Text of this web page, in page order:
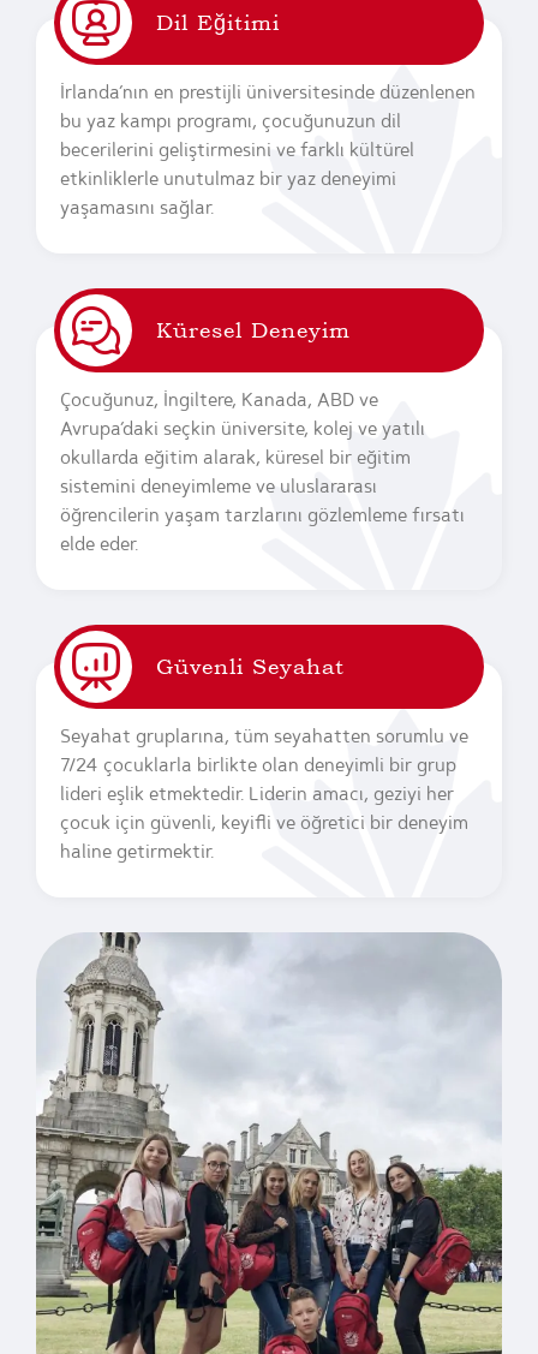
Dil Eğitimi
İrlanda’nın en prestijli üniversitesinde düzenlenen
bu yaz kampı programı, çocuğunuzun dil
becerilerini geliştirmesini ve farklı kültürel
etkinliklerle unutulmaz bir yaz deneyimi
yaşamasını sağlar.
Küresel Deneyim
Çocuğunuz, İngiltere, Kanada, ABD ve
Avrupa’daki seçkin üniversite, kolej ve yatılı
okullarda eğitim alarak, küresel bir eğitim
sistemini deneyimleme ve uluslararası
öğrencilerin yaşam tarzlarını gözlemleme fırsatı
elde eder.
Güvenli Seyahat
Seyahat gruplarına, tüm seyahatten sorumlu ve
7/24 çocuklarla birlikte olan deneyimli bir grup
lideri eşlik etmektedir. Liderin amacı, geziyi her
çocuk için güvenli, keyifli ve öğretici bir deneyim
haline getirmektir.